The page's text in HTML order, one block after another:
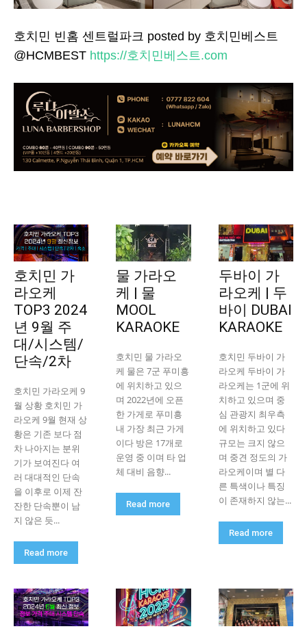
호치민 빈홈 센트럴파크 posted by 호치민베스트
@HCMBEST https://호치민베스트.com
호치민 가
라오케
TOP3 2024
년 9월 주
대/시스템/
단속/2차
호치민 가라오케 9
월 상황 호치민 가
라오케 9월 현재 상
황은 기존 보다 점
차 나아지는 분위
기가 보여진다 여
러 대대적인 단속
을 이후로 이제 잔
잔한 단속뿐이 남
지 않은 듯...
Read more
물 가라오
케 | 물
MOOL
KARAOKE
호치민 물 가라오
케 물은 7군 푸미흥
에 위치하고 있으
며 2022년에 오픈
한 가게로 푸미흥
내 가장 최근 가게
이다 방은 17개로
운영 중 이며 타 업
체 대비 음향...
Read more
두바이 가
라오케 | 두
바이 DUBAI
KARAOKE
호치민 두바이 가
라오케 두바이 가
라오케는 1군에 위
치하고 있으며 중
심 관광지 최우측
에 위치하고 있다
규모는 크지 않으
며 중견 정도의 가
라오케이며 별 다
른 특색이나 특징
이 존재하지 않는...
Read more